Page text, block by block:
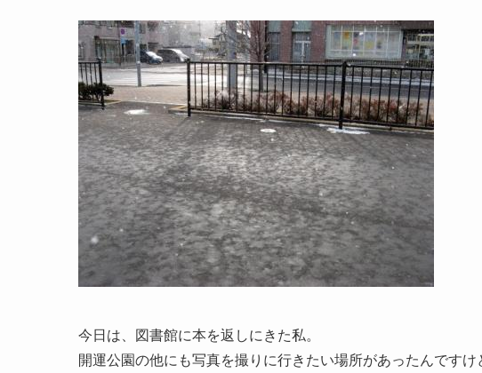
今日は、図書館に本を返しにきた私。
開運公園の他にも写真を撮りに行きたい場所があったんですけ